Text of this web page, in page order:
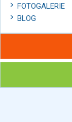
FOTOGALERIE
BLOG
Hubněte s
Chcete poradit s